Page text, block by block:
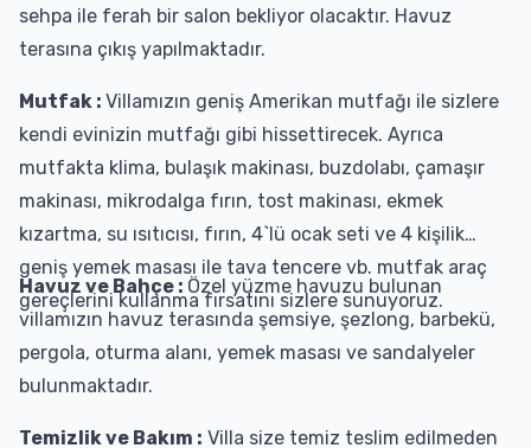
sehpa ile ferah bir salon bekliyor olacaktır. Havuz
terasına çıkış yapılmaktadır.
Mutfak : Villamızın geniş Amerikan mutfağı ile sizlere
kendi evinizin mutfağı gibi hissettirecek. Ayrıca
mutfakta klima, bulaşık makinası, buzdolabı, çamaşır
makinası, mikrodalga fırın, tost makinası, ekmek
kızartma, su ısıtıcısı, fırın, 4`lü ocak seti ve 4 kişilik
geniş yemek masası ile tava tencere vb. mutfak araç
gereçlerini kullanma fırsatını sizlere sunuyoruz.
Havuz ve Bahçe : Özel yüzme havuzu bulunan
villamızın havuz terasında şemsiye, şezlong, barbekü,
pergola, oturma alanı, yemek masası ve sandalyeler
bulunmaktadır.
Temizlik ve Bakım : Villa size temiz teslim edilmeden